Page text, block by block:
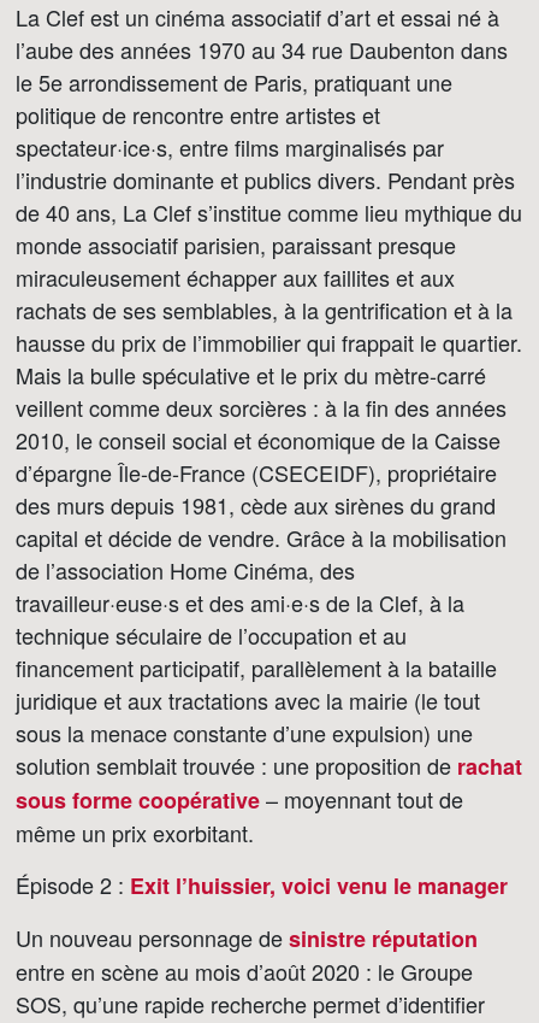
La Clef est un cinéma associatif d’art et essai né à
l’aube des années 1970 au 34 rue Daubenton dans
le 5e arrondissement de Paris, pratiquant une
politique de rencontre entre artistes et
spectateur·ice·s, entre films marginalisés par
l’industrie dominante et publics divers. Pendant près
de 40 ans, La Clef s’institue comme lieu mythique du
monde associatif parisien, paraissant presque
miraculeusement échapper aux faillites et aux
rachats de ses semblables, à la gentrification et à la
hausse du prix de l’immobilier qui frappait le quartier.
Mais la bulle spéculative et le prix du mètre-carré
veillent comme deux sorcières : à la fin des années
2010, le conseil social et économique de la Caisse
d’épargne Île-de-France (CSECEIDF), propriétaire
des murs depuis 1981, cède aux sirènes du grand
capital et décide de vendre. Grâce à la mobilisation
de l’association Home Cinéma, des
travailleur·euse·s et des ami·e·s de la Clef, à la
technique séculaire de l’occupation et au
financement participatif, parallèlement à la bataille
juridique et aux tractations avec la mairie (le tout
sous la menace constante d’une expulsion) une
solution semblait trouvée : une proposition de rachat
sous forme coopérative– moyennant tout de
même un prix exorbitant.
Épisode 2 : Exit l’huissier, voici venu le manager
Un nouveau personnage desinistre réputation
entre en scène au mois d’août 2020 : le Groupe
SOS, qu’une rapide recherche permet d’identifier